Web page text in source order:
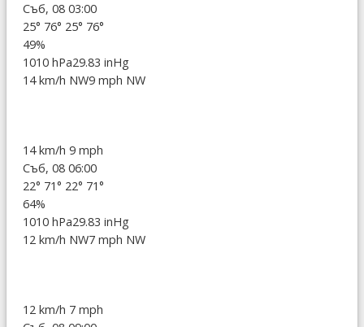
Съб, 08 03:00
25° 76° 25° 76°
49%
1010 hPa29.83 inHg
14 km/h NW9 mph NW
14 km/h 9 mph
Съб, 08 06:00
22° 71° 22° 71°
64%
1010 hPa29.83 inHg
12 km/h NW7 mph NW
12 km/h 7 mph